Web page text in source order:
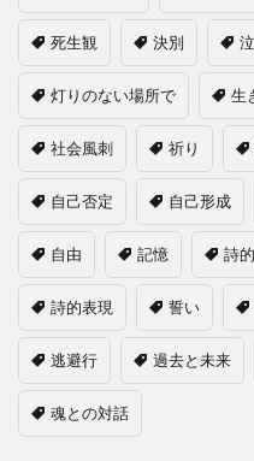
死生観 決別
灯りのない場所で 生
社会風刺 祈り
自己否定 自己形成
自由 記憶 詩
詩的表現 誓い
逃避行 過去と未来
魂との対話